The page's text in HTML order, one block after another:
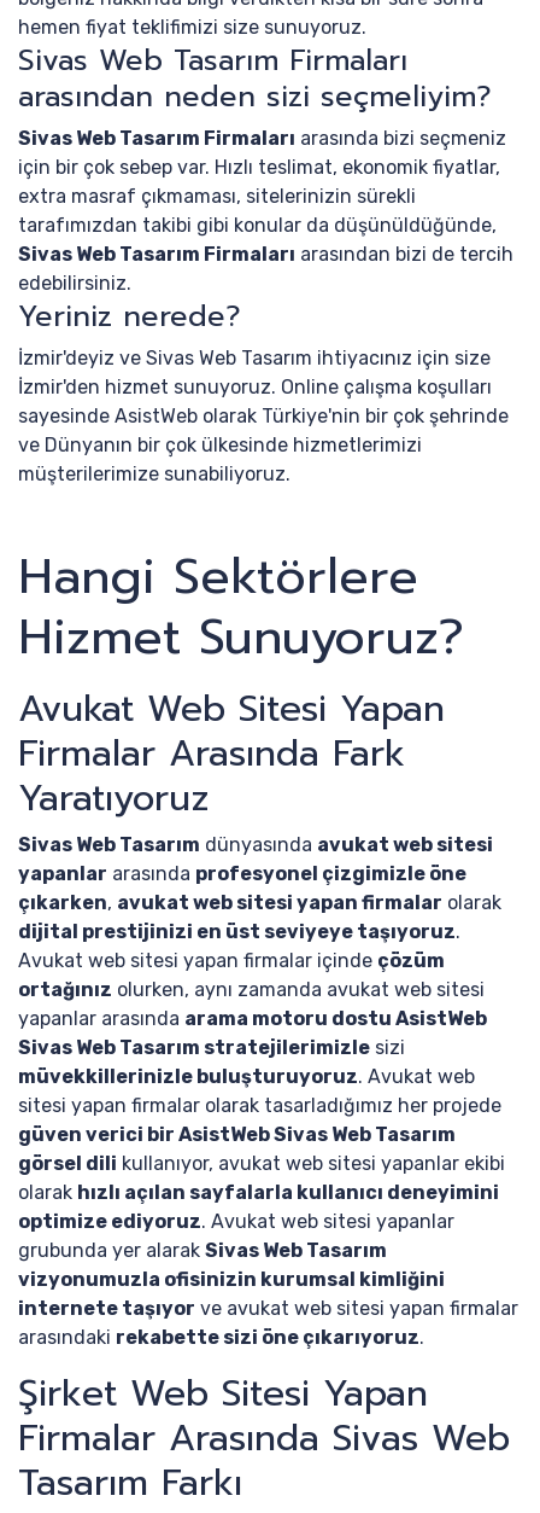
hemen fiyat teklifimizi size sunuyoruz.
Sivas Web Tasarım Firmaları
arasından neden sizi seçmeliyim?
Sivas Web Tasarım Firmaları arasında bizi seçmeniz
için bir çok sebep var. Hızlı teslimat, ekonomik fiyatlar,
extra masraf çıkmaması, sitelerinizin sürekli
tarafımızdan takibi gibi konular da düşünüldüğünde,
Sivas Web Tasarım Firmaları arasından bizi de tercih
edebilirsiniz.
Yeriniz nerede?
İzmir'deyiz ve Sivas Web Tasarım ihtiyacınız için size
İzmir'den hizmet sunuyoruz. Online çalışma koşulları
sayesinde AsistWeb olarak Türkiye'nin bir çok şehrinde
ve Dünyanın bir çok ülkesinde hizmetlerimizi
müşterilerimize sunabiliyoruz.
Hangi Sektörlere
Hizmet Sunuyoruz?
Avukat Web Sitesi Yapan
Firmalar Arasında Fark
Yaratıyoruz
Sivas Web Tasarım dünyasında avukat web sitesi
yapanlar arasında profesyonel çizgimizle öne
çıkarken, avukat web sitesi yapan firmalar olarak
dijital prestijinizi en üst seviyeye taşıyoruz.
Avukat web sitesi yapan firmalar içinde çözüm
ortağınız olurken, aynı zamanda avukat web sitesi
yapanlar arasında arama motoru dostu AsistWeb
Sivas Web Tasarım stratejilerimizle sizi
müvekkillerinizle buluşturuyoruz. Avukat web
sitesi yapan firmalar olarak tasarladığımız her projede
güven verici bir AsistWeb Sivas Web Tasarım
görsel dili kullanıyor, avukat web sitesi yapanlar ekibi
olarak hızlı açılan sayfalarla kullanıcı deneyimini
optimize ediyoruz. Avukat web sitesi yapanlar
grubunda yer alarak Sivas Web Tasarım
vizyonumuzla ofisinizin kurumsal kimliğini
internete taşıyor ve avukat web sitesi yapan firmalar
arasındaki rekabette sizi öne çıkarıyoruz.
Şirket Web Sitesi Yapan
Firmalar Arasında Sivas Web
Tasarım Farkı